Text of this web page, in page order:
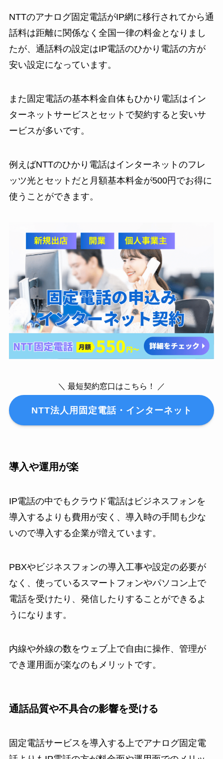
NTTのアナログ固定電話がIP網に移行されてから通
話料は距離に関係なく全国一律の料金となりまし
たが、通話料の設定はIP電話のひかり電話の方が
安い設定になっています。
また固定電話の基本料金自体もひかり電話はイン
ターネットサービスとセットで契約すると安いサ
ービスが多いです。
例えばNTTのひかり電話はインターネットのフレ
ッツ光とセットだと月額基本料金が500円でお得に
使うことができます。
＼ 最短契約窓口はこちら！ ／
NTT法人用固定電話・インターネット
導入や運用が楽
IP電話の中でもクラウド電話はビジネスフォンを
導入するよりも費用が安く、導入時の手間も少な
いので導入する企業が増えています。
PBXやビジネスフォンの導入工事や設定の必要が
なく、使っているスマートフォンやパソコン上で
電話を受けたり、発信したりすることができるよ
うになります。
内線や外線の数をウェブ上で自由に操作、管理が
でき運用面が楽なのもメリットです。
通話品質や不具合の影響を受ける
固定電話サービスを導入する上でアナログ固定電